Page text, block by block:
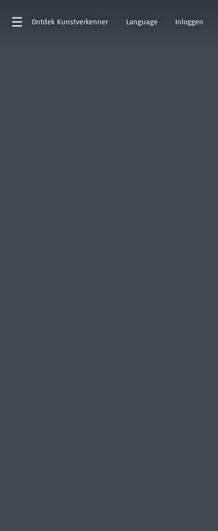
Ontdek Kunstverkenner Language Inloggen